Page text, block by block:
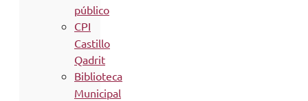
público
CPI
Castillo
Qadrit
Biblioteca
Municipal